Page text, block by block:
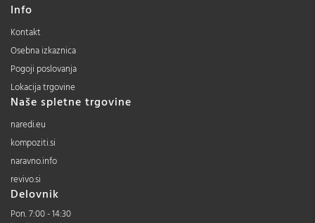
Info
Kontakt
Osebna izkaznica
Pogoji poslovanja
Lokacija trgovine
Naše spletne trgovine
naredi.eu
kompoziti.si
naravno.info
revivo.si
Delovnik
Pon. 7:00 - 14:30